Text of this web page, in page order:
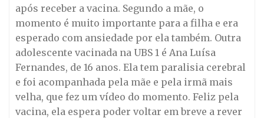
após receber a vacina. Segundo a mãe, o
momento é muito importante para a filha e era
esperado com ansiedade por ela também. Outra
adolescente vacinada na UBS 1 é Ana Luísa
Fernandes, de 16 anos. Ela tem paralisia cerebral
e foi acompanhada pela mãe e pela irmã mais
velha, que fez um vídeo do momento. Feliz pela
vacina, ela espera poder voltar em breve a rever